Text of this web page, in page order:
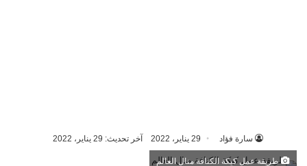
سارة فؤاد 29 يناير، 2022 آخر تحديث: 29 يناير، 2022
طريقة عمل كيكة الكنافة منال العالم